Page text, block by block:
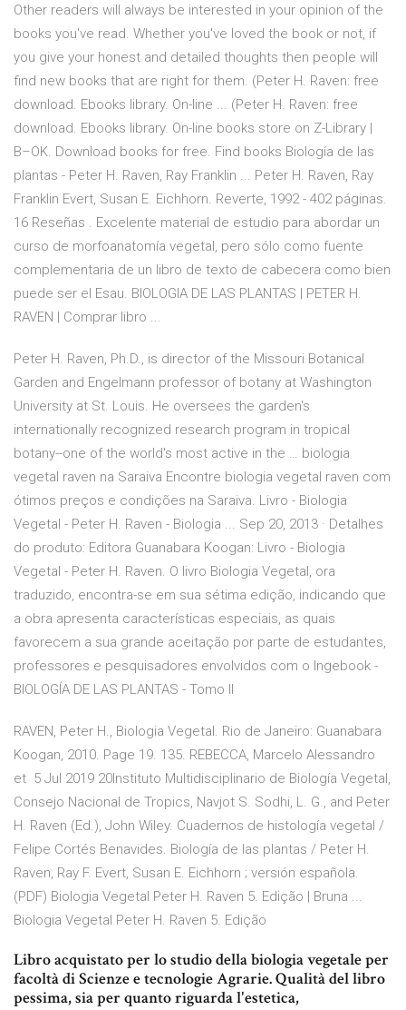
Other readers will always be interested in your opinion of the
books you've read. Whether you've loved the book or not, if
you give your honest and detailed thoughts then people will
find new books that are right for them. (Peter H. Raven: free
download. Ebooks library. On-line ... (Peter H. Raven: free
download. Ebooks library. On-line books store on Z-Library |
B–OK. Download books for free. Find books Biología de las
plantas - Peter H. Raven, Ray Franklin ... Peter H. Raven, Ray
Franklin Evert, Susan E. Eichhorn. Reverte, 1992 - 402 páginas.
16 Reseñas . Excelente material de estudio para abordar un
curso de morfoanatomía vegetal, pero sólo como fuente
complementaria de un libro de texto de cabecera como bien
puede ser el Esau. BIOLOGIA DE LAS PLANTAS | PETER H.
RAVEN | Comprar libro ...
Peter H. Raven, Ph.D., is director of the Missouri Botanical
Garden and Engelmann professor of botany at Washington
University at St. Louis. He oversees the garden's
internationally recognized research program in tropical
botany--one of the world's most active in the … biologia
vegetal raven na Saraiva Encontre biologia vegetal raven com
ótimos preços e condições na Saraiva. Livro - Biologia
Vegetal - Peter H. Raven - Biologia ... Sep 20, 2013 · Detalhes
do produto: Editora Guanabara Koogan: Livro - Biologia
Vegetal - Peter H. Raven. O livro Biologia Vegetal, ora
traduzido, encontra-se em sua sétima edição, indicando que
a obra apresenta características especiais, as quais
favorecem a sua grande aceitação por parte de estudantes,
professores e pesquisadores envolvidos com o Ingebook -
BIOLOGÍA DE LAS PLANTAS - Tomo II
RAVEN, Peter H., Biologia Vegetal. Rio de Janeiro: Guanabara
Koogan, 2010. Page 19. 135. REBECCA, Marcelo Alessandro
et 5 Jul 2019 20Instituto Multidisciplinario de Biología Vegetal,
Consejo Nacional de Tropics, Navjot S. Sodhi, L. G., and Peter
H. Raven (Ed.), John Wiley. Cuadernos de histología vegetal /
Felipe Cortés Benavides. Biología de las plantas / Peter H.
Raven, Ray F. Evert, Susan E. Eichhorn ; versión española.
(PDF) Biologia Vegetal Peter H. Raven 5. Edição | Bruna ...
Biologia Vegetal Peter H. Raven 5. Edição
Libro acquistato per lo studio della biologia vegetale per
facoltà di Scienze e tecnologie Agrarie. Qualità del libro
pessima, sia per quanto riguarda l'estetica,